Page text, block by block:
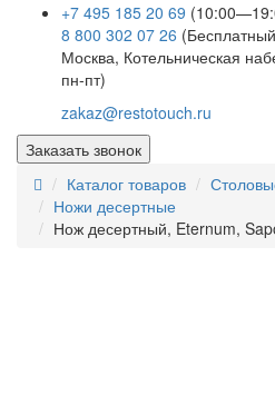
+7 495 185 20 69
8 800 302 07 26
Москва, Котельническая
пн-пт)
zakaz@restotouch.ru
Заказать звонок
Каталог товаров
Ножи десертные
Нож десертный, Eternum,